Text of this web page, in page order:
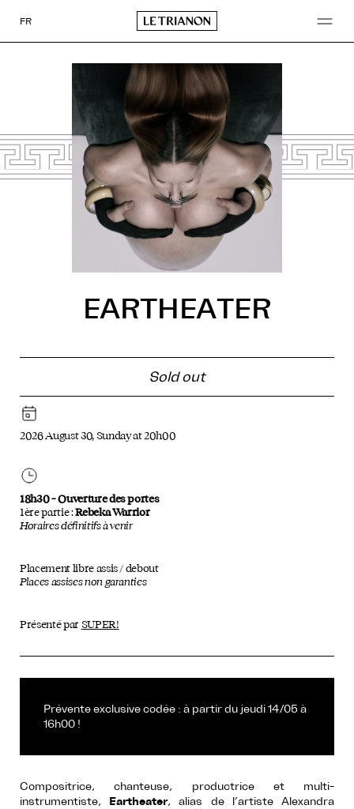
toFR
EARTHEATER
Prévente exclusive codée : à partir du jeudi 14/05 à
16h00 !
Compositrice, chanteuse, productrice et multi-
instrumentiste, Eartheater, alias de l’artiste Alexandra
2026 August 30, Sunday at 20h00
18h30 – Ouverture des portes
1ère partie :Rebeka Warrior
Horaires définitifs à venir
Placement libre assis / debout
Places assises non garanties
Présenté par SUPER!
Sold out